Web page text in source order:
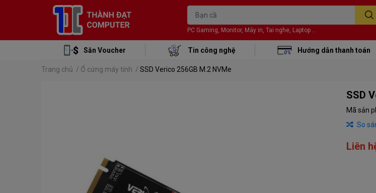
PC Gaming, Monitor, Máy in, Tai nghe, Laptop ...
Săn Voucher Tin công nghệ Hướng dẫn thanh toán
Trang chủ / Ổ cứng máy tính / SSD Verico 256GB M.2 NVMe
SSD
Mã sản
So
Liên